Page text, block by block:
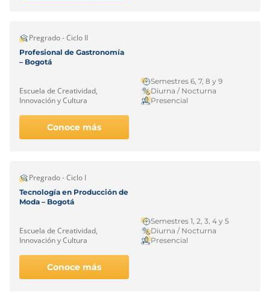
Pregrado - Ciclo II
Profesional de Gastronomía
– Bogotá
Escuela de Creatividad,
Innovación y Cultura
Semestres 6, 7, 8 y 9
Diurna / Nocturna
Presencial
Conoce más
Pregrado - Ciclo I
Tecnología en Producción de
Moda – Bogotá
Escuela de Creatividad,
Innovación y Cultura
Semestres 1, 2, 3, 4 y 5
Diurna / Nocturna
Presencial
Conoce más